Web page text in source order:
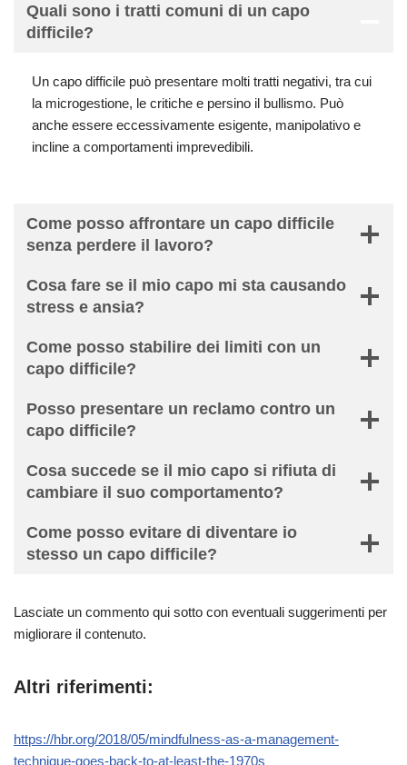
Quali sono i tratti comuni di un capo
difficile?
Un capo difficile può presentare molti tratti negativi, tra cui
la microgestione, le critiche e persino il bullismo. Può
anche essere eccessivamente esigente, manipolativo e
incline a comportamenti imprevedibili.
Come posso affrontare un capo difficile
senza perdere il lavoro?
Cosa fare se il mio capo mi sta causando
stress e ansia?
Come posso stabilire dei limiti con un
capo difficile?
Posso presentare un reclamo contro un
capo difficile?
Cosa succede se il mio capo si rifiuta di
cambiare il suo comportamento?
Come posso evitare di diventare io
stesso un capo difficile?
Lasciate un commento qui sotto con eventuali suggerimenti per
migliorare il contenuto.
Altri riferimenti:
https://hbr.org/2018/05/mindfulness-as-a-management-
technique-goes-back-to-at-least-the-1970s